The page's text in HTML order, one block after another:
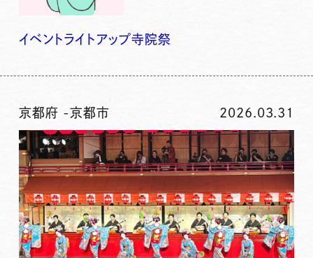
イベントライトアップ寺院祭
京都府 -京都市 2026.03.31